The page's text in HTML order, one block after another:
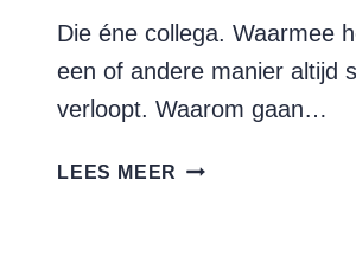
Die éne collega. Waarmee
een of andere manier altijd
verloopt. Waarom gaan…
LEES MEER HOE